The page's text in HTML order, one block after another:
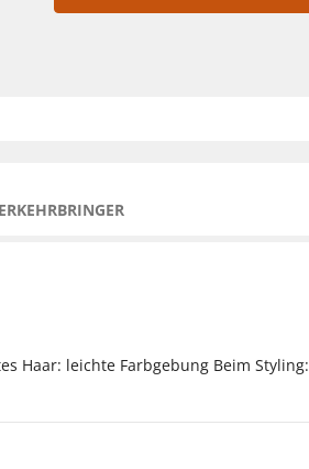
Haar: leichte Farbgebung Beim Styling: